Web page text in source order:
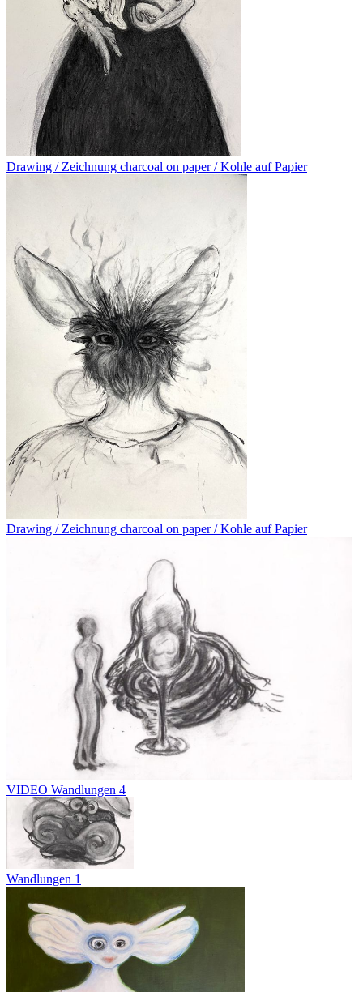
Drawing / Zeichnung charcoal on paper / Kohle auf Papier
Drawing / Zeichnung charcoal on paper / Kohle auf Papier
VIDEO Wandlungen 4
Wandlungen 1